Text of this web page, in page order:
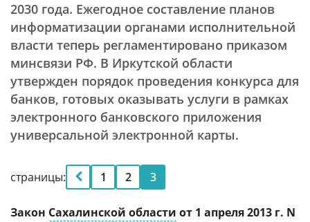
2030 года. Ежегодное составление планов
информатизации органами исполнительной
власти теперь регламентировано приказом
минсвязи РФ. В Иркутской области
утвержден порядок проведения конкурса для
банков, готовых оказывать услуги в рамках
электронного банковского приложения
универсальной электронной карты.
страницы: 1 2 3
Закон Сахалинской области от 1 апреля 2013 г. N